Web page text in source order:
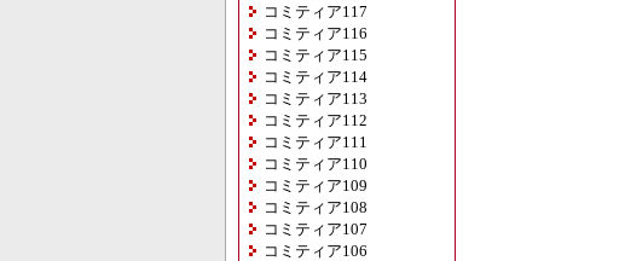
コミティア117
コミティア116
コミティア115
コミティア114
コミティア113
コミティア112
コミティア111
コミティア110
コミティア109
コミティア108
コミティア107
コミティア106